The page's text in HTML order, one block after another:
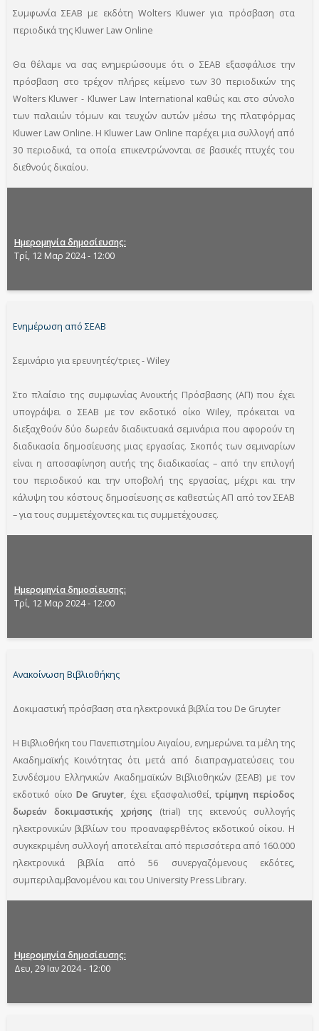
Συμφωνία ΣΕΑΒ με εκδότη Wolters Kluwer για πρόσβαση στα
περιοδικά της Kluwer Law Online
Θα θέλαμε να σας ενημερώσουμε ότι ο ΣΕΑΒ εξασφάλισε την
πρόσβαση στο τρέχον πλήρες κείμενο των 30 περιοδικών της
Wolters Kluwer - Kluwer Law International καθώς και στο σύνολο
των παλαιών τόμων και τευχών αυτών μέσω της πλατφόρμας
Kluwer Law Online. H Kluwer Law Online παρέχει μια συλλογή από
30 περιοδικά, τα οποία επικεντρώνονται σε βασικές πτυχές του
διεθνούς δικαίου.
Ημερομηνία δημοσίευσης
Τρί, 12 Μαρ 2024 - 12:00
Ενημέρωση από ΣΕΑΒ
Σεμινάριο για ερευνητές/τριες - Wiley
Στο πλαίσιο της συμφωνίας Ανοικτής Πρόσβασης (ΑΠ) που έχει
υπογράψει ο ΣΕΑΒ με τον εκδοτικό οίκο Wiley, πρόκειται να
διεξαχθούν δύο δωρεάν διαδικτυακά σεμινάρια που αφορούν τη
διαδικασία δημοσίευσης μιας εργασίας. Σκοπός των σεμιναρίων
είναι η αποσαφίνηση αυτής της διαδικασίας – από την επιλογή
του περιοδικού και την υποβολή της εργασίας, μέχρι και την
κάλυψη του κόστους δημοσίευσης σε καθεστώς ΑΠ από τον ΣΕΑΒ
– για τους συμμετέχοντες και τις συμμετέχουσες.
Ημερομηνία δημοσίευσης
Τρί, 12 Μαρ 2024 - 12:00
Ανακοίνωση Βιβλιοθήκης
Δοκιμαστική πρόσβαση στα ηλεκτρονικά βιβλία του De Gruyter
Η Βιβλιοθήκη του Πανεπιστημίου Αιγαίου, ενημερώνει τα μέλη της
Ακαδημαϊκής Κοινότητας ότι μετά από διαπραγματεύσεις του
Συνδέσμου Ελληνικών Ακαδημαϊκών Βιβλιοθηκών (ΣΕΑΒ) με τον
εκδοτικό οίκοDe Gruyter, έχει εξασφαλισθεί,τρίμηνη περίοδος
δωρεάν δοκιμαστικής χρήσης (trial) της εκτενούς συλλογής
ηλεκτρονικών βιβλίων του προαναφερθέντος εκδοτικού οίκου. Η
συγκεκριμένη συλλογή αποτελείται από περισσότερα από 160.000
ηλεκτρονικά βιβλία από 56 συνεργαζόμενους εκδότες,
συμπεριλαμβανομένου και του University Press Library.
Ημερομηνία δημοσίευσης
Δευ, 29 Ιαν 2024 - 12:00